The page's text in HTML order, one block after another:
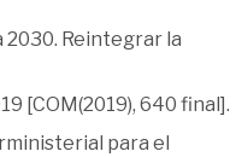
2030. Reintegrar la
[COM(2019), 640 final].
para el